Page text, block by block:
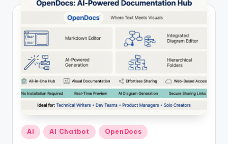
Опубликовано
AI AI Chatbot OpenDocs